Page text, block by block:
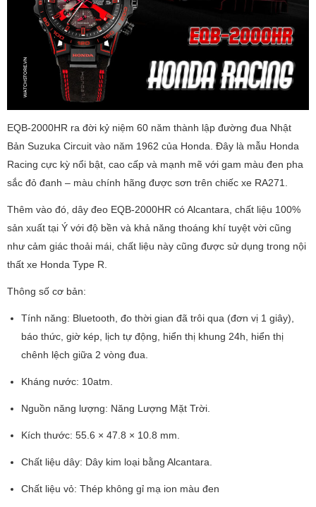
EQB-2000HR ra đời kỷ niệm 60 năm thành lập đường đua Nhật
Bản Suzuka Circuit vào năm 1962 của Honda. Đây là mẫu Honda
Racing cực kỳ nổi bật, cao cấp và mạnh mẽ với gam màu đen pha
sắc đỏ đanh – màu chính hãng được sơn trên chiếc xe RA271.
Thêm vào đó, dây đeo EQB-2000HR có Alcantara, chất liệu 100%
sản xuất tại Ý với độ bền và khả năng thoáng khí tuyệt vời cũng
như cảm giác thoải mái, chất liệu này cũng được sử dụng trong nội
thất xe Honda Type R.
Thông số cơ bản:
Tính năng: Bluetooth, đo thời gian đã trôi qua (đơn vị 1 giây),
báo thức, giờ kép, lịch tự động, hiển thị khung 24h, hiển thị
chênh lệch giữa 2 vòng đua.
Kháng nước: 10atm.
Nguồn năng lượng: Năng Lượng Mặt Trời.
Kích thước: 55.6 × 47.8 × 10.8 mm.
Chất liệu dây: Dây kim loại bằng Alcantara.
Chất liệu vỏ: Thép không gỉ mạ ion màu đen